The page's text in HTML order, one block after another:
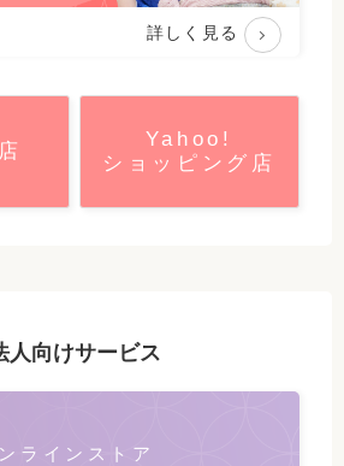
詳しく見る
Yahoo!
ショッピング店
人向けサービス
ラインストア